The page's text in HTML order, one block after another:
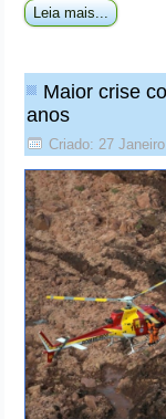
Leia mais...
Maior crise
anos
Criado: 27